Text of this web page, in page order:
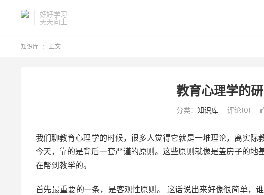
好好学习
天天向上
知识库  正文
教育心理学的
分类： 知识库 评论(0)
我们聊教育心理学的时候，很多人觉得它就是一堆理论，离实际
今天，靠的是背后一套严谨的原则。这些原则就像是盖房子的地
在帮到教学的。
首先最重要的一条，是客观性原则。 这话说出来好像很简单，